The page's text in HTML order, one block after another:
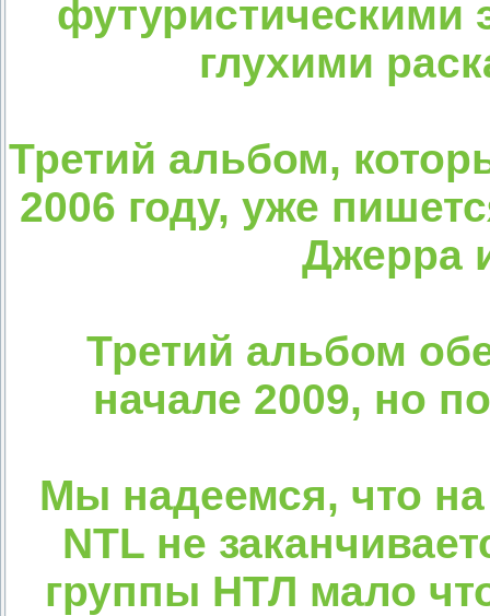
футуристическими
глухими
Третий альбом,
2006 году, уже
Джерра
Третий альбом
начале 2009, но
Мы надеемся, что
NTL не
группы НТЛ мало